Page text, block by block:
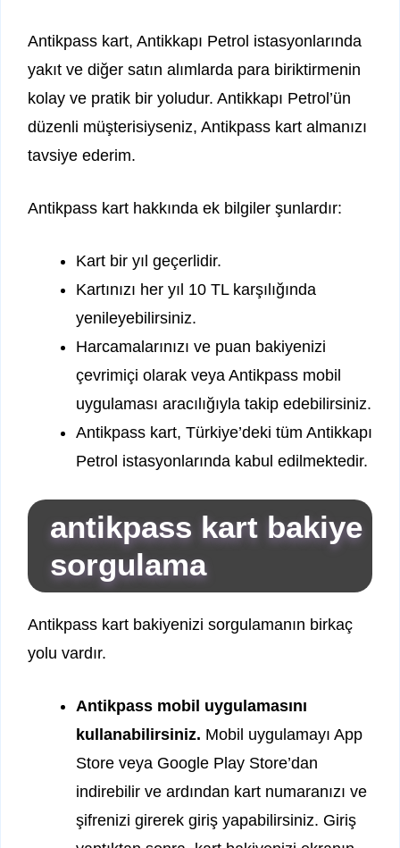
Antikpass kart, Antikkapı Petrol istasyonlarında
yakıt ve diğer satın alımlarda para biriktirmenin
kolay ve pratik bir yoludur. Antikkapı Petrol’ün
düzenli müşterisiyseniz, Antikpass kart almanızı
tavsiye ederim.
Antikpass kart hakkında ek bilgiler şunlardır:
Kart bir yıl geçerlidir.
Kartınızı her yıl 10 TL karşılığında
yenileyebilirsiniz.
Harcamalarınızı ve puan bakiyenizi
çevrimiçi olarak veya Antikpass mobil
uygulaması aracılığıyla takip edebilirsiniz.
Antikpass kart, Türkiye’deki tüm Antikkapı
Petrol istasyonlarında kabul edilmektedir.
antikpass kart bakiye
sorgulama
Antikpass kart bakiyenizi sorgulamanın birkaç
yolu vardır.
Antikpass mobil uygulamasını
kullanabilirsiniz. Mobil uygulamayı App
Store veya Google Play Store’dan
indirebilir ve ardından kart numaranızı ve
şifrenizi girerek giriş yapabilirsiniz. Giriş